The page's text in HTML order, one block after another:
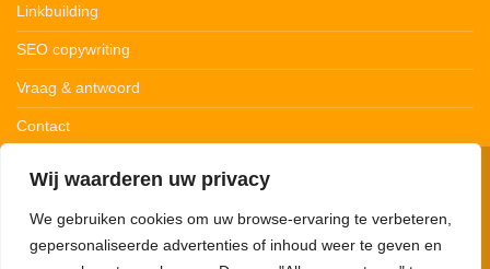
Wij waarderen uw privacy
We gebruiken cookies om uw browse-ervaring te verbeteren,
gepersonaliseerde advertenties of inhoud weer te geven en
Linkbuilding
SEO copywriting
Vraag & antwoord
Contact
Privacybeleid Cookiebeleid Disclaimer